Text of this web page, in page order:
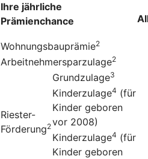
Ihre jährliche
Prämienchance
Wohnungsbauprämie2
Arbeitnehmersparzulage2
Riester-
Förderung2
Grundzulage3
Kinderzulage4 (für
Kinder geboren
vor 2008)
Kinderzulage4 (für
Kinder geboren